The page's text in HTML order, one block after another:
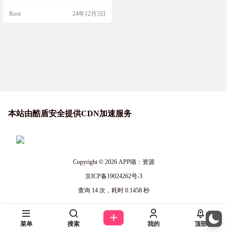
识别、漏洞验证等多种模式，还支
Root 24年12月5日
本站由酷盾安全提供CDN加速服务
Copyright © 2026APP喵：资源
京ICP备19024262号-3
查询 14 次，耗时 0.1458 秒
菜单 搜索 我的 顶部